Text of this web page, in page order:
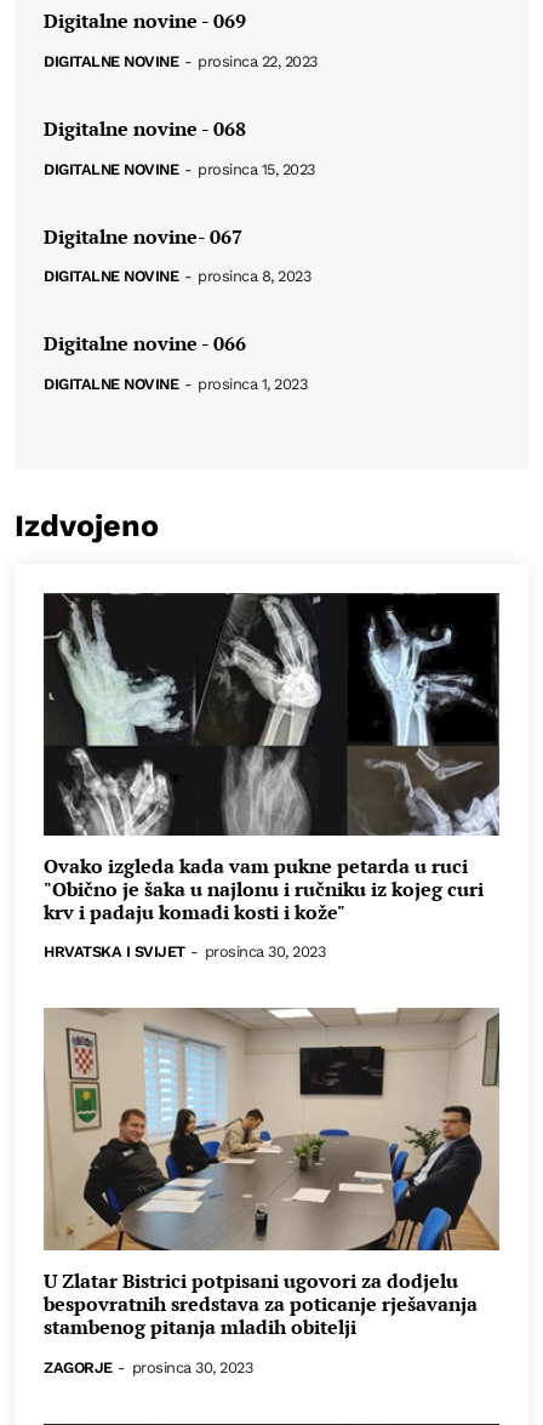
Digitalne novine - 069
DIGITALNE NOVINE - prosinca 22, 2023
Digitalne novine - 068
DIGITALNE NOVINE - prosinca 15, 2023
Digitalne novine- 067
DIGITALNE NOVINE - prosinca 8, 2023
Digitalne novine - 066
DIGITALNE NOVINE - prosinca 1, 2023
Izdvojeno
Ovako izgleda kada vam pukne petarda u ruci
"Obično je šaka u najlonu i ručniku iz kojeg curi
krv i padaju komadi kosti i kože"
HRVATSKA I SVIJET - prosinca 30, 2023
U Zlatar Bistrici potpisani ugovori za dodjelu
bespovratnih sredstava za poticanje rješavanja
stambenog pitanja mladih obitelji
ZAGORJE - prosinca 30, 2023